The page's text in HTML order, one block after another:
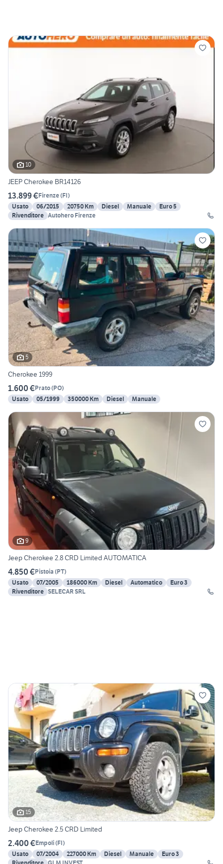
10
JEEP Cherokee BR14126
13.899 €Firenze(FI)
Usato
06/2015 20750 Km Diesel Manuale
Euro 5
Rivenditore Autohero Firenze
5
Cherokee 1999
1.600 €Prato(PO)
Usato
05/1999 350000 Km Diesel Manuale
9
Jeep Cherokee 2.8 CRD Limited AUTOMATICA
4.850 €Pistoia (PT)
Usato
07/2005 186000 Km Diesel Automatico
Euro 3
Rivenditore SELECAR SRL
15
Jeep Cherokee 2.5 CRD Limited
2.400 €Empoli(FI)
Usato
07/2004 227000 Km Diesel Manuale
Euro 3